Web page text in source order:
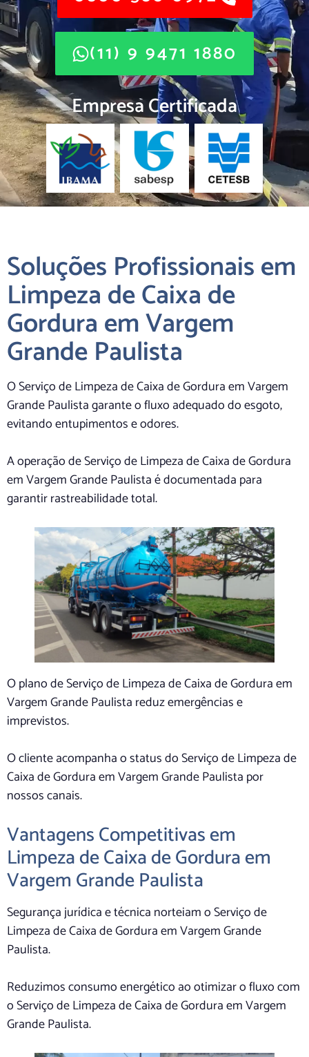
(11) 9 9471 1880
Empresa Certificada
Soluções Profissionais em
Limpeza de Caixa de
Gordura em Vargem
Grande Paulista
O Serviço de Limpeza de Caixa de Gordura em Vargem
Grande Paulista garante o fluxo adequado do esgoto,
evitando entupimentos e odores.
A operação de Serviço de Limpeza de Caixa de Gordura
em Vargem Grande Paulista é documentada para
garantir rastreabilidade total.
O plano de Serviço de Limpeza de Caixa de Gordura em
Vargem Grande Paulista reduz emergências e
imprevistos.
O cliente acompanha o status do Serviço de Limpeza de
Caixa de Gordura em Vargem Grande Paulista por
nossos canais.
Vantagens Competitivas em
Limpeza de Caixa de Gordura em
Vargem Grande Paulista
Segurança jurídica e técnica norteiam o Serviço de
Limpeza de Caixa de Gordura em Vargem Grande
Paulista.
Reduzimos consumo energético ao otimizar o fluxo com
o Serviço de Limpeza de Caixa de Gordura em Vargem
Grande Paulista.